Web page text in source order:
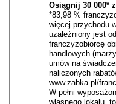
Osiągnij 30 000*
*83,98 %
więcej przychodu
uzależniony jest
franczyzobiorcę
handlowych
umów na
naliczonych
www.zabka.pl/
W pełni
własnego lokalu,